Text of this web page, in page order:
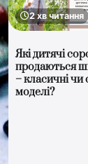
2 хв читання
Які дитячі
продаються
– класичні чи
моделі?